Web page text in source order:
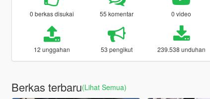
0 berkas disukai 55 komentar 0 video
12 unggahan 53 pengikut 239.538 unduhan
Berkas terbaru(Lihat Semua)